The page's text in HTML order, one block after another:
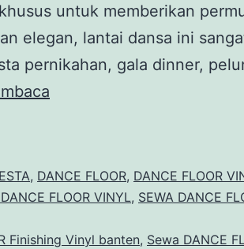
untuk memberikan
elegan, lantai dansa ini
pernikahan, gala dinner,
Finishing
Vinyl
, DANCE FLOOR, DANCE FLOOR
FLOOR VINYL, SEWA DANCE
Finishing Vinyl banten, Sewa DANCE